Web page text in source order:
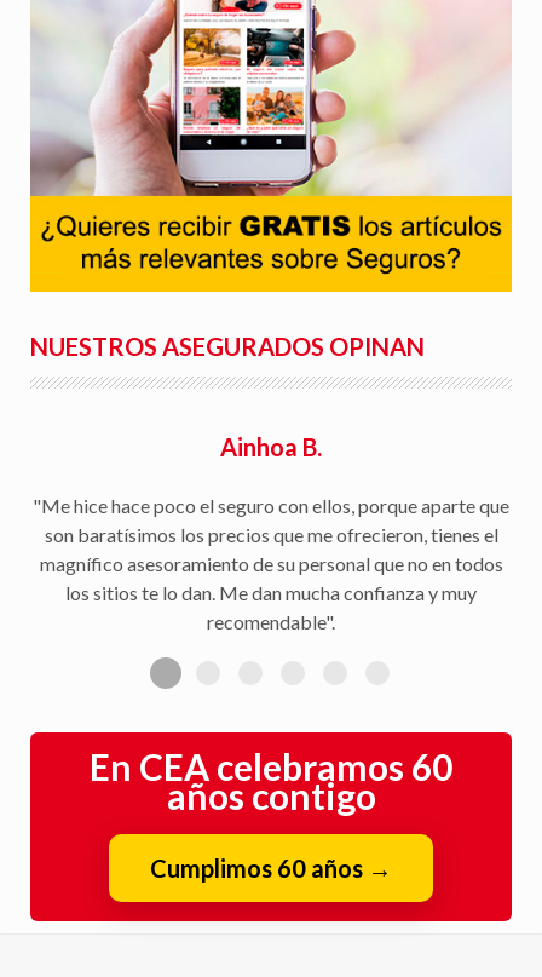
NUESTROS ASEGURADOS OPINAN
Ainhoa B.
"Me hice hace poco el seguro con ellos, porque aparte que
son baratísimos los precios que me ofrecieron, tienes el
magnífico asesoramiento de su personal que no en todos
los sitios te lo dan. Me dan mucha confianza y muy
recomendable".
En CEA celebramos 60
años contigo
Cumplimos 60 años →